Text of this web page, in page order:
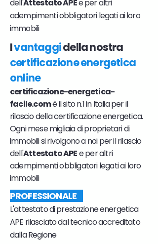
dell'Attestato APEe per altri
adempimenti obbligatori legati ai loro
immobili
Ivantaggidella nostra
certificazione energetica
online
certificazione-energetica-
facile.comè il sito n.1 in Italia per il
rilascio della certificazione energetica.
Ogni mese migliaia di proprietari di
immobili si rivolgono a noi per il rilascio
dell'Attestato APEe per altri
adempimenti obbligatori legati ai loro
immobili
PROFESSIONALE
L'attestato di prestazione energetica
APE rilasciato dal tecnico accreditato
dalla Regione